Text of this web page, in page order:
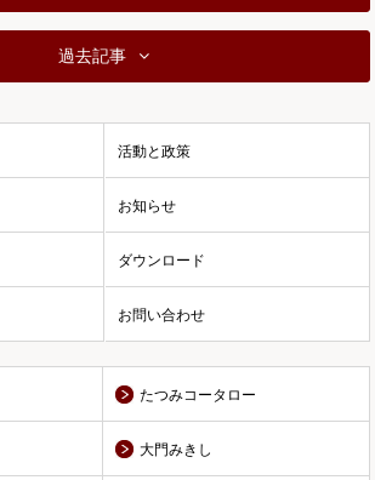
過去記事
活動と政策
お知らせ
ダウンロード
お問い合わせ
たつみコータロー
大門みきし